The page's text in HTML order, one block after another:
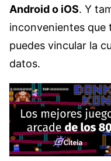
Android o iOS. Y
inconvenientes que
puedes vincular la
datos.